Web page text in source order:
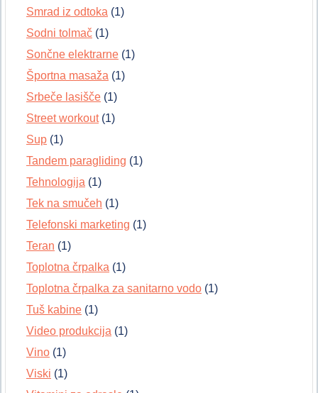
Smrad iz odtoka (1)
Sodni tolmač (1)
Sončne elektrarne (1)
Športna masaža (1)
Srbeče lasišče (1)
Street workout(1)
Sup (1)
Tandem paragliding (1)
Tehnologija (1)
Tek na smučeh (1)
Telefonski marketing (1)
Teran (1)
Toplotna črpalka (1)
Toplotna črpalka za sanitarno vodo (1)
Tuš kabine (1)
Video produkcija (1)
Vino (1)
Viski (1)